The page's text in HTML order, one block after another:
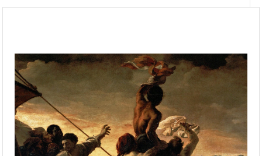
JEAN_LOUIS_THÉODORE_GÉRICAULT_-
19)-3